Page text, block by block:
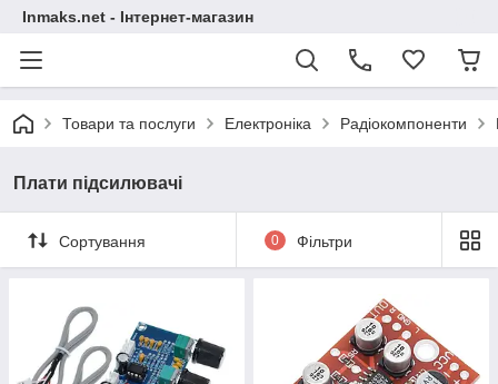
Inmaks.net - Інтернет-магазин
Товари та послуги Електроніка Радіокомпоненти
Плати підсилювачі
Сортування 0 Фільтри